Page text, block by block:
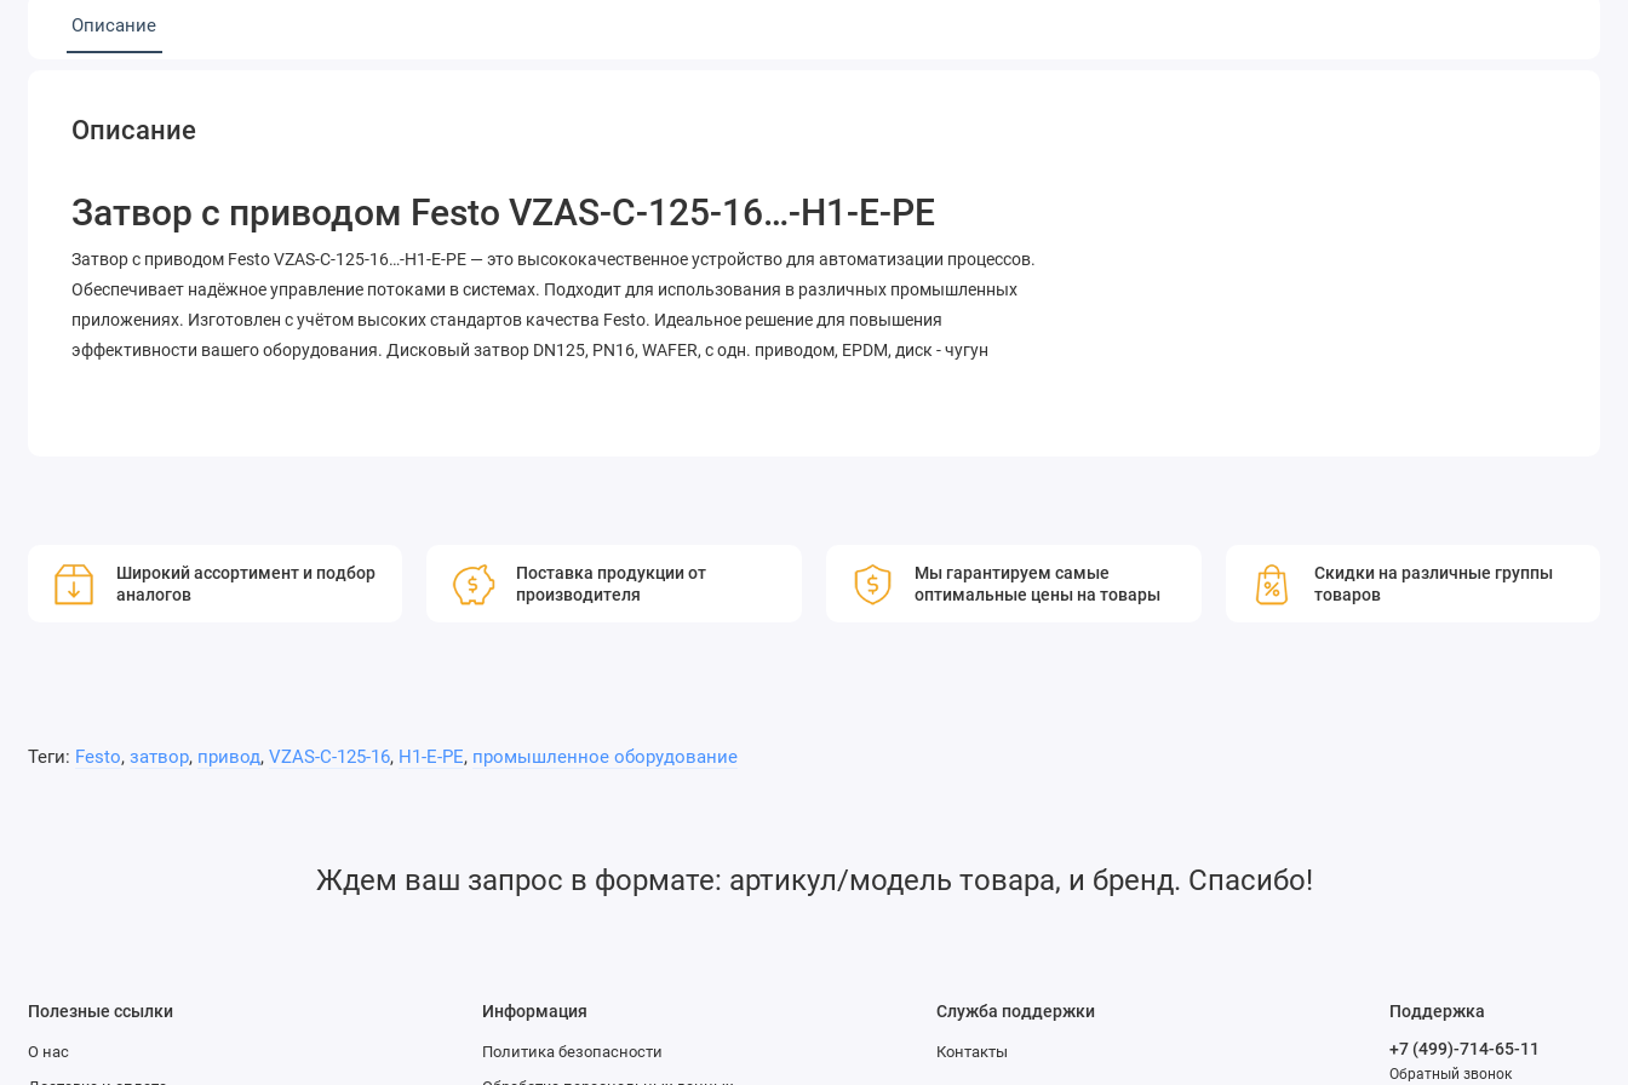
Описание
Описание
Затвор с приводом Festo VZAS-C-125-16…-H1-E-PE
Затвор с приводом Festo VZAS-C-125-16…-H1-E-PE — это высококачественное устройство для автоматизации процессов.
Обеспечивает надёжное управление потоками в системах. Подходит для использования в различных промышленных
приложениях. Изготовлен с учётом высоких стандартов качества Festo. Идеальное решение для повышения
эффективности вашего оборудования. Дисковый затвор DN125, PN16, WAFER, с одн. приводом, EPDM, диск - чугун
Широкий ассортимент и подбор
аналогов
Поставка продукции от
производителя
Мы гарантируем самые
оптимальные цены на товары
Скидки на различные группы
товаров
Теги: Festo, затвор, привод, VZAS-C-125-16, H1-E-PE, промышленное оборудование
Ждем ваш запрос в формате: артикул/модель товара, и бренд. Спасибо!
Полезные ссылки
О нас
Информация
Политика безопасности
Служба поддержки
Контакты
Поддержка
+7 (499)-714-65-11
Обратный звонок